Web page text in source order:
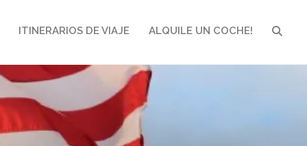
ITINERARIOS DE VIAJE ALQUILE UN COCHE!